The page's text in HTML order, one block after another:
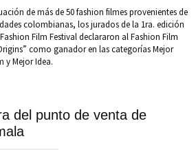
de más de 50 fashion filmes provenientes de
colombianas, los jurados de la 1ra. edición
Film Festival declararon al Fashion Film
como ganador en las categorías Mejor
y Mejor Idea.
del punto de venta de